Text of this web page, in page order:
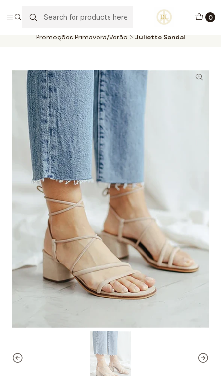
0
PORTES GRÁTIS ACIMA DE 70€ PORTUGAL CONTINENTAL
Promoções Primavera/Verão
Juliette Sandal